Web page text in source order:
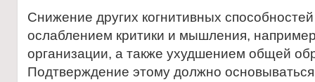
Снижение других когнитивных способностей
ослаблением критики и мышления,
организации, а также ухудшением общей
Подтверждение этому должно